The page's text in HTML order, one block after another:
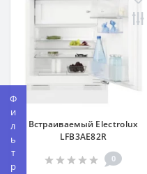
Фильтр
Встраиваемый Electrolux
LFB3AE82R
0